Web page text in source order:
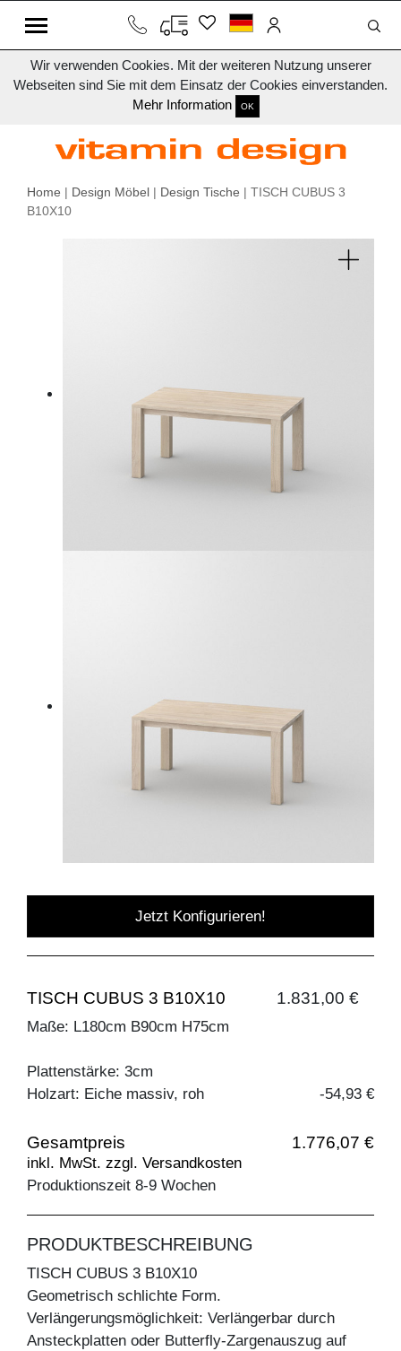
Wir verwenden Cookies. Mit der weiteren Nutzung unserer
Webseiten sind Sie mit dem Einsatz der Cookies einverstanden.
Mehr Information
OK
Home | Design Möbel | Design Tische | TISCH CUBUS 3
B10X10
Jetzt Konfigurieren!
TISCH CUBUS 3 B10X10 1.831,00 €
Maße: L180cm B90cm H75cm
Plattenstärke: 3cm
Holzart: Eiche massiv, roh
-54,93 €
Gesamtpreis 1.776,07 €
inkl. MwSt. zzgl. Versandkosten
Produktionszeit 8-9 Wochen
PRODUKTBESCHREIBUNG
TISCH CUBUS 3 B10X10
Geometrisch schlichte Form.
Verlängerungsmöglichkeit: Verlängerbar durch
Ansteckplatten oder Butterfly-Zargenauszug auf